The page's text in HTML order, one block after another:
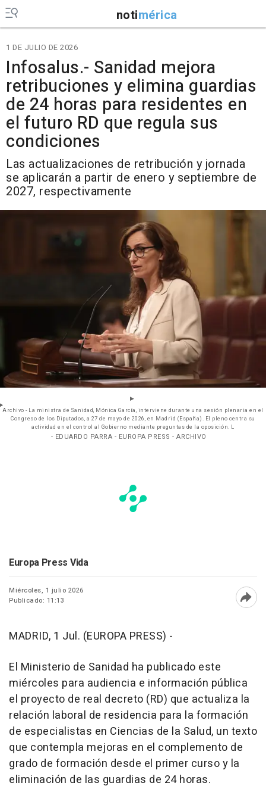
notimérica
1 DE JULIO DE 2026
Infosalus.- Sanidad mejora
retribuciones y elimina guardias
de 24 horas para residentes en
el futuro RD que regula sus
condiciones
Las actualizaciones de retribución y jornada
se aplicarán a partir de enero y septiembre de
2027, respectivamente
Archivo - La ministra de Sanidad, Mónica García, interviene durante una sesión plenaria en el
Congreso de los Diputados, a 27 de mayo de 2026, en Madrid (España). El pleno centra su
actividad en el control al Gobierno mediante preguntas de la oposición. L
- EDUARDO PARRA - EUROPA PRESS - ARCHIVO
Europa Press Vida
Miércoles, 1 julio 2026
Publicado: 11:13
MADRID, 1 Jul. (EUROPA PRESS) -
El Ministerio de Sanidad ha publicado este
miércoles para audiencia e información pública
el proyecto de real decreto (RD) que actualiza la
relación laboral de residencia para la formación
de especialistas en Ciencias de la Salud, un texto
que contempla mejoras en el complemento de
grado de formación desde el primer curso y la
eliminación de las guardias de 24 horas.